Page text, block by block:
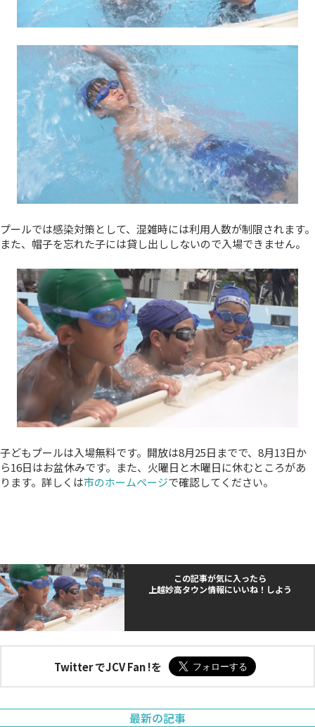
プールでは感染対策として、混雑時には利用人数が制限されます。
また、帽子を忘れた子には貸し出ししないので入場できません。
子どもプールは入場無料です。開放は8月25日までで、8月13日か
ら16日はお盆休みです。また、火曜日と木曜日に休むところがあ
ります。詳しくは市のホームページで確認してください。
この記事が気に入ったら
上越妙高タウン情報にいいね！しよう
Twitter でJCV Fan !を
最新の記事